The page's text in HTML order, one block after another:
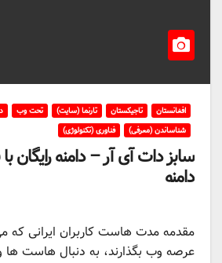
افغانستان تاجیکستان تارنما (سایت) تحت وب
شناساندن (معرفی)
فناوری (تکنولوژی)
سابز دات آی آر – دامنه رایگان
دامنه
مقدمه مدت هاست کاربران ایرانی که
عرصه وب بگذارند، به دنبال هاست ها